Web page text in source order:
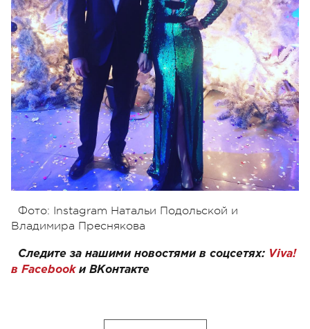
Фото: Instagram Натальи Подольской и
Владимира Преснякова
Следите за нашими новостями в соцсетях: Viva!
в Facebookи ВКонтакте